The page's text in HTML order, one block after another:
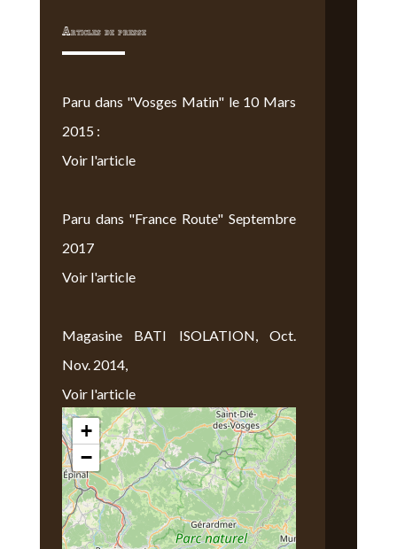
Articles de presse
Paru dans "Vosges Matin" le 10 Mars
2015 :
Voir l'article
Paru dans "France Route" Septembre
2017
Voir l'article
Magasine BATI ISOLATION, Oct.
Nov. 2014,
Voir l'article
Nous Trouver
+
−